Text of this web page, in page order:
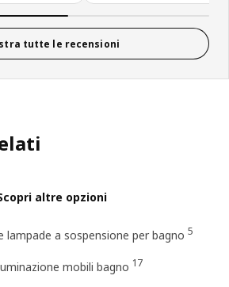
tutte le recensioni
altre opzioni
lampade a sospensione per bagno 5
mobili bagno 17